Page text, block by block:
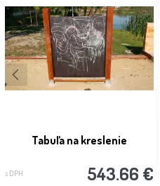
Tabuľa na kreslenie
s DPH 543.66 €